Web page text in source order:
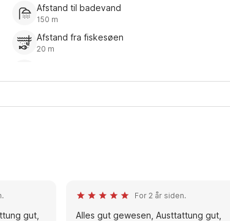
Afstand til badevand
150 m
Afstand fra fiskesøen
20 m
5,0 km
gut,
For 2 år siden.
Alles gut gewesen, Austtattung gut,